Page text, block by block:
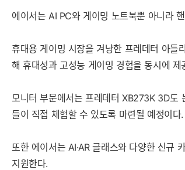
에이서는 AI PC와 게이밍 노트북뿐 아니라
휴대용 게이밍 시장을 겨냥한 프레데터 아
해 휴대성과 고성능 게이밍 경험을 동시에 제
모니터 부문에서는 프레데터 XB273K 3D도
들이 직접 체험할 수 있도록 마련될 예정이다.
또한 에이서는 AI·AR 글래스와 다양한 신규
지원한다.